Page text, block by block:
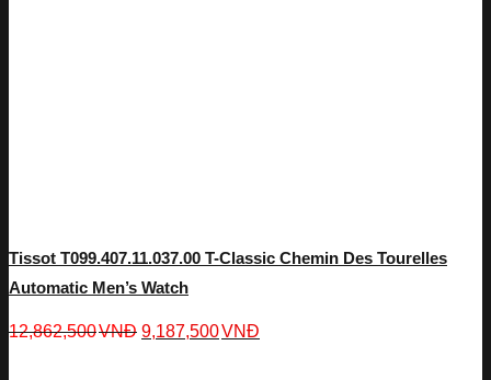
Tissot T099.407.11.037.00 T-Classic Chemin Des Tourelles
Automatic Men’s Watch
12,862,500VNĐ 9,187,500VNĐ